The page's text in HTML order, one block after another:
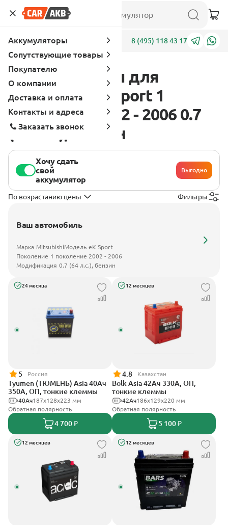
Адреса 8 (495) 118 43 17
Аккумуляторы для
Mitsubishi eK Sport 1
поколение 2002 - 2006 0.7
(64 л.с.), бензин
Хочу сдать
свой
аккумулятор
Выгодно
По возрастанию цены Фильтры
Ваш автомобиль
Марка MitsubishiМодель eK Sport
Поколение 1 поколение 2002 - 2006
Модификация 0.7 (64 л.с.), бензин
24 месяца
5 Россия
Tyumen (ТЮМЕНЬ) Asia 40Ач
350А, ОП, тонкие клеммы
187х128х223 мм
40Ач
Обратная полярность
4 700 ₽
12 месяцев
4.8 Казахстан
Bolk Asia 42Ач 330А, ОП,
тонкие клеммы
186х129х220 мм
42Ач
Обратная полярность
5 100 ₽
12 месяцев 12 месяцев
Аккумуляторы
Сопутствующие товары
Покупателю
О компании
Доставка и оплата
Контакты и адреса
Заказать звонок